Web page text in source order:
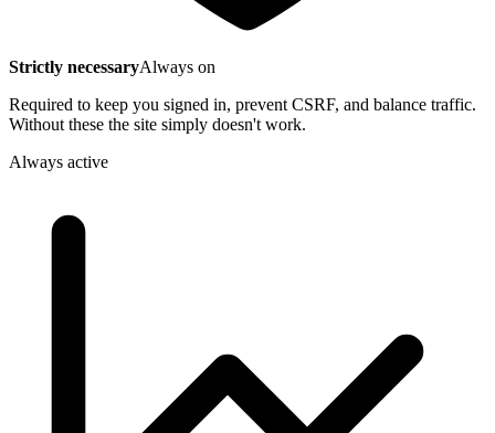
Strictly necessaryAlways on
Required to keep you signed in, prevent CSRF, and balance traffic.
Without these the site simply doesn't work.
Always active